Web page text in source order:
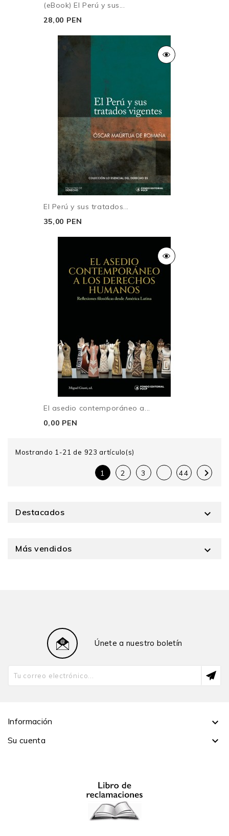
(eBook) El Perú y sus...
28,00 PEN
El Perú y sus tratados...
35,00 PEN
El asedio contemporáneo a...
0,00 PEN
Mostrando 1-21 de 923 artículo(s)
1 2 3 44 
Destacados 
Más vendidos 
Únete a nuestro boletín
Información 
Su cuenta 